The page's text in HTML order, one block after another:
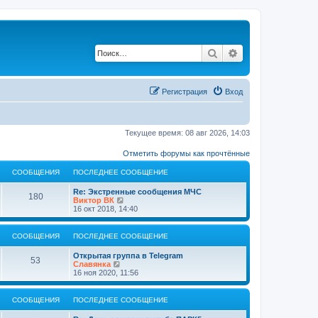
Поиск
Вход
Регистрация
Текущее время: 08 авг 2026, 14:03
Отметить форумы как прочтённые
СООБЩЕНИЯ ПОСЛЕДНЕЕ СООБЩЕНИЕ
180
Re: Экстренные сообщения МЧС
Виктор ВК
е
р
е
й
к
о
с
е
д
16 окт 2018, 14:40
СООБЩЕНИЯ ПОСЛЕДНЕЕ СООБЩЕНИЕ
53
Открытая группа в Telegram
Славянка
е
р
е
й
16 ноя 2020, 11:56
СООБЩЕНИЯ ПОСЛЕДНЕЕ СООБЩЕНИЕ